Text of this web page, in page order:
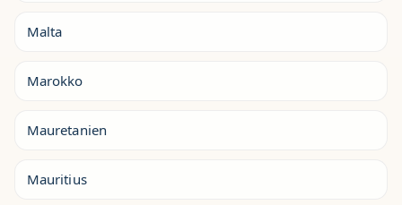
Malta
Marokko
Mauretanien
Mauritius